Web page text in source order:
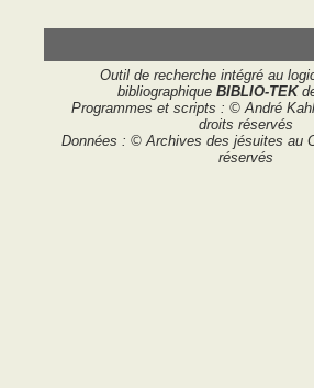
Outil de recherche intégré au
bibliographique BIBLIO-TEK
Programmes et scripts : © André
droits réservés
Données : © Archives des jésuites au
réservés